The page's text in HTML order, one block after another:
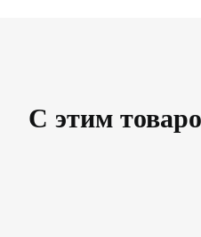
С этим